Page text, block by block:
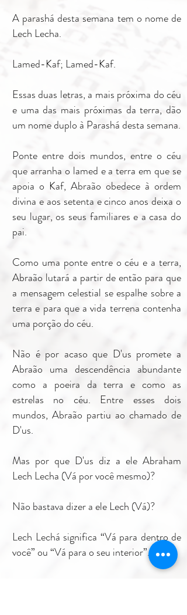
A parashá desta semana tem o nome de
Lech Lecha.
Lamed-Kaf; Lamed-Kaf.
Essas duas letras, a mais próxima do céu
e uma das mais próximas da terra, dão
um nome duplo à Parashá desta semana.
Ponte entre dois mundos, entre o céu
que arranha o lamed e a terra em que se
apoia o Kaf, Abraão obedece à ordem
divina e aos setenta e cinco anos deixa o
seu lugar, os seus familiares e a casa do
pai.
Como uma ponte entre o céu e a terra,
Abraão lutará a partir de então para que
a mensagem celestial se espalhe sobre a
terra e para que a vida terrena contenha
uma porção do céu.
Não é por acaso que D'us promete a
Abraão uma descendência abundante
como a poeira da terra e como as
estrelas no céu. Entre esses dois
mundos, Abraão partiu ao chamado de
D'us.
Mas por que D'us diz a ele Abraham
Lech Lecha (Vá por você mesmo)?
Não bastava dizer a ele Lech (Vá)?
Lech Lechá significa “Vá para dentro de
você” ou “Vá para o seu interior”.